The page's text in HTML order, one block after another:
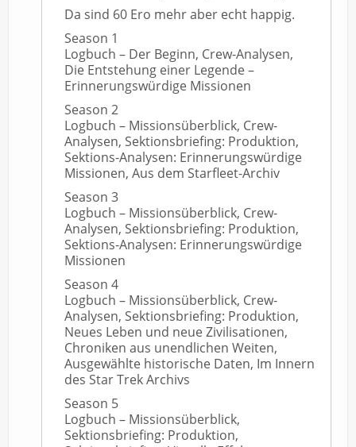
Da sind 60 Ero mehr aber echt happig.
Season 1
Logbuch – Der Beginn, Crew-Analysen,
Die Entstehung einer Legende –
Erinnerungswürdige Missionen
Season 2
Logbuch – Missionsüberblick, Crew-
Analysen, Sektionsbriefing: Produktion,
Sektions-Analysen: Erinnerungswürdige
Missionen, Aus dem Starfleet-Archiv
Season 3
Logbuch – Missionsüberblick, Crew-
Analysen, Sektionsbriefing: Produktion,
Sektions-Analysen: Erinnerungswürdige
Missionen
Season 4
Logbuch – Missionsüberblick, Crew-
Analysen, Sektionsbriefing: Produktion,
Neues Leben und neue Zivilisationen,
Chroniken aus unendlichen Weiten,
Ausgewählte historische Daten, Im Innern
des Star Trek Archivs
Season 5
Logbuch – Missionsüberblick,
Sektionsbriefing: Produktion,